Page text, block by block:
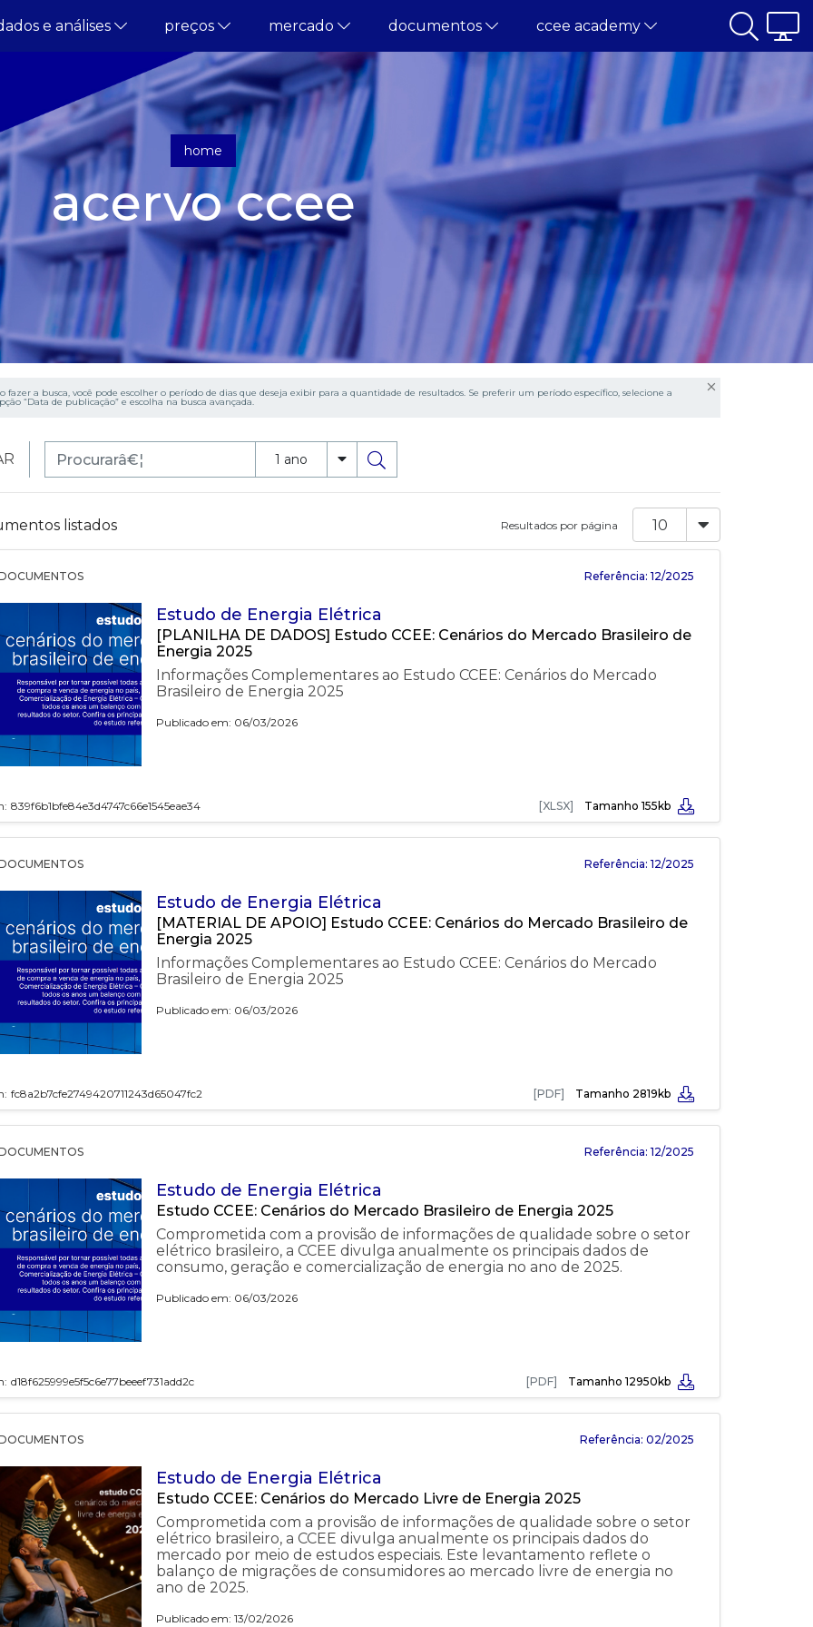
e análises preços mercado documentos ccee academy
home
acervo ccee
fazer a busca, você pode escolher o período de dias que deseja exibir para a quantidade de resultados. Se preferir um período específico, selecione a
“Data de publicação” e escolha na busca avançada.
1 ano
listados Resultados por página
Referência: 12/2025
Estudo de Energia Elétrica
[PLANILHA DE DADOS] Estudo CCEE: Cenários do Mercado Brasileiro de
Energia 2025
Informações Complementares ao Estudo CCEE: Cenários do Mercado
Brasileiro de Energia 2025
Publicado em: 06/03/2026
839f6b1bfe84e3d4747c66e1545eae34 [XLSX] Tamanho 155kb
Referência: 12/2025
Estudo de Energia Elétrica
[MATERIAL DE APOIO] Estudo CCEE: Cenários do Mercado Brasileiro de
Energia 2025
Informações Complementares ao Estudo CCEE: Cenários do Mercado
Brasileiro de Energia 2025
Publicado em: 06/03/2026
fc8a2b7cfe2749420711243d65047fc2 [PDF] Tamanho 2819kb
Referência: 12/2025
Estudo de Energia Elétrica
Estudo CCEE: Cenários do Mercado Brasileiro de Energia 2025
Comprometida com a provisão de informações de qualidade sobre o setor
elétrico brasileiro, a CCEE divulga anualmente os principais dados de
consumo, geração e comercialização de energia no ano de 2025.
Publicado em: 06/03/2026
d18f625999e5f5c6e77beeef731add2c [PDF] Tamanho 12950kb
Referência: 02/2025
Estudo de Energia Elétrica
Estudo CCEE: Cenários do Mercado Livre de Energia 2025
Comprometida com a provisão de informações de qualidade sobre o setor
elétrico brasileiro, a CCEE divulga anualmente os principais dados do
mercado por meio de estudos especiais. Este levantamento reflete o
balanço de migrações de consumidores ao mercado livre de energia no
ano de 2025.
Publicado em: 13/02/2026